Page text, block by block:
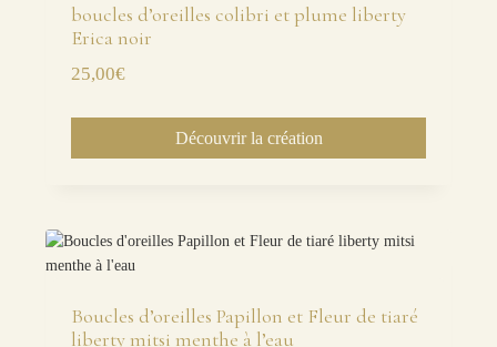
boucles d’oreilles colibri et plume liberty
Erica noir
25,00€
Découvrir la création
Boucles d’oreilles Papillon et Fleur de tiaré
liberty mitsi menthe à l’eau